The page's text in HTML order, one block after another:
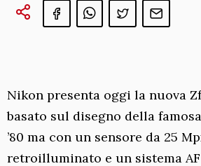
Nikon presenta oggi la nuova
basato sul disegno della
’80 ma con un sensore da 25
retroilluminato e un sistema